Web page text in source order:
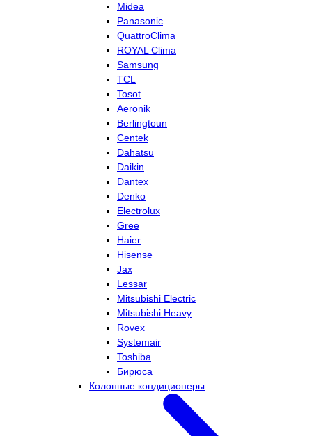
Midea
Panasonic
QuattroClima
ROYAL Clima
Samsung
TCL
Tosot
Aeronik
Berlingtoun
Centek
Dahatsu
Daikin
Dantex
Denko
Electrolux
Gree
Haier
Hisense
Jax
Lessar
Mitsubishi Electric
Mitsubishi Heavy
Rovex
Systemair
Toshiba
Бирюса
Колонные кондиционеры